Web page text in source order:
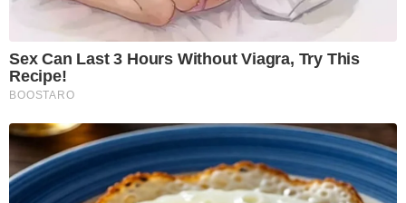
Sex Can Last 3 Hours Without Viagra, Try This
Recipe!
BOOSTARO